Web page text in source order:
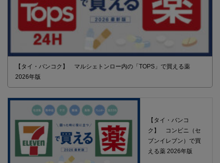
【タイ・バンコク】 マルシェトンロー内の「TOPS」で買える薬
2026年版
【タイ・バンコ
ク】 コンビニ（セ
ブンイレブン）で買
える薬 2026年版